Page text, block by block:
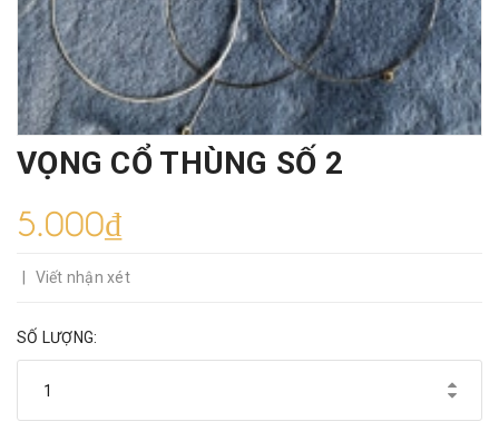
VỌNG CỔ THÙNG SỐ 2
5.000₫
Viết nhận xét
SỐ LƯỢNG: